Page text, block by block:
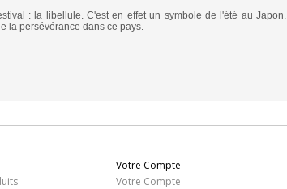
: la libellule. C'est en effet un symbole de l'été au Japon.
la persévérance dans ce pays.
Votre Compte
Votre Compte